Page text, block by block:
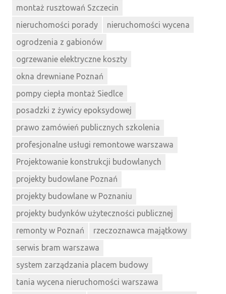
montaż rusztowań Szczecin
nieruchomości porady
nieruchomości wycena
ogrodzenia z gabionów
ogrzewanie elektryczne koszty
okna drewniane Poznań
pompy ciepła montaż Siedlce
posadzki z żywicy epoksydowej
prawo zamówień publicznych szkolenia
profesjonalne usługi remontowe warszawa
Projektowanie konstrukcji budowlanych
projekty budowlane Poznań
projekty budowlane w Poznaniu
projekty budynków użyteczności publicznej
remonty w Poznań
rzeczoznawca majątkowy
serwis bram warszawa
system zarządzania placem budowy
tania wycena nieruchomości warszawa